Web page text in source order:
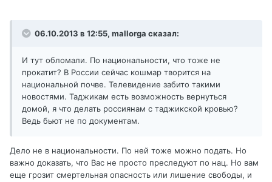
06.10.2013 в 12:55, mallorga сказал:
И тут обломали. По национальности, что тоже не
прокатит? В России сейчас кошмар творится на
национальной почве. Телевидение забито такими
новостями. Таджикам есть возможность вернуться
домой, я что делать россиянам с таджикской кровью?
Ведь бьют не по документам.
Дело не в национальности. По ней тоже можно подать. Но
важно доказать, что Вас не просто преследуют по нац. Но вам
еще грозит смертельная опасность или лишение свободы, и